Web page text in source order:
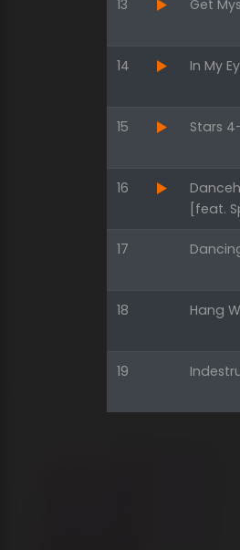
13 Get
14 In My
15 Stars
16
[feat.
17
18 Hang
19